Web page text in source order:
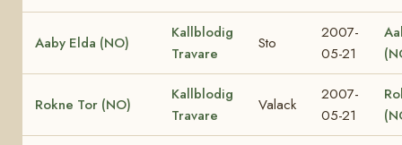
Aaby Elda (NO)
Kallblodig
Travare
Sto
2007-
05-21
Rokne Tor (NO)
Kallblodig
Travare
Valack
2007-
05-21